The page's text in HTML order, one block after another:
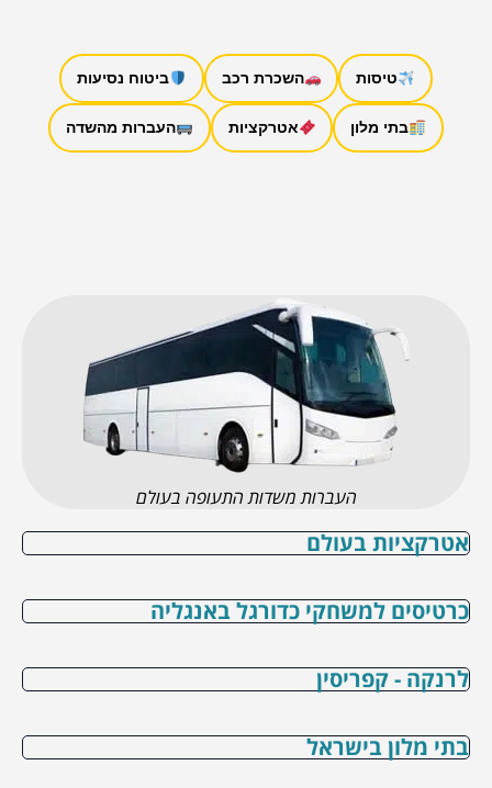
טיסות השכרת רכב ביטוח נסיעות
בתי מלון אטרקציות העברות מהשדה
העברות משדות התעופה בעולם
אטרקציות בעולם
כרטיסים למשחקי כדורגל באנגליה
לרנקה - קפריסין
בתי מלון בישראל